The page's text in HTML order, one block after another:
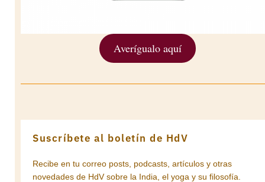
Averígualo aquí
Suscríbete al boletín de HdV
Recibe en tu correo posts, podcasts, artículos y otras
novedades de HdV sobre la India, el yoga y su filosofía.